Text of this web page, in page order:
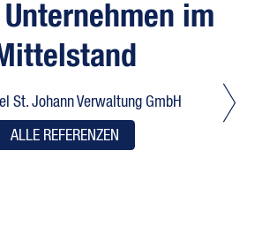
im
ALLE REFERENZEN